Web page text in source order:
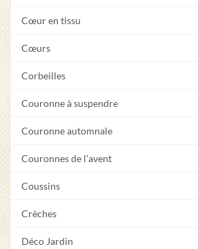
Cœur en tissu
Cœurs
Corbeilles
Couronne à suspendre
Couronne automnale
Couronnes de l'avent
Coussins
Crèches
Déco Jardin